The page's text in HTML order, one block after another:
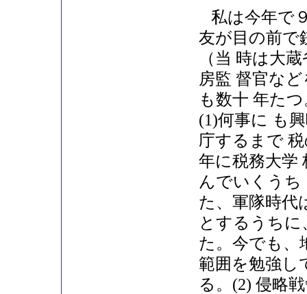
私は今年で
友が目の前で
（当 時は大
房監 督官な
も数十 年た
(1)何事に も
庁するまで
年に税務大学
んでいくう
た、軍隊時代
とするうち
た。今でも、
範囲を勉強し
る。(2) 侵略